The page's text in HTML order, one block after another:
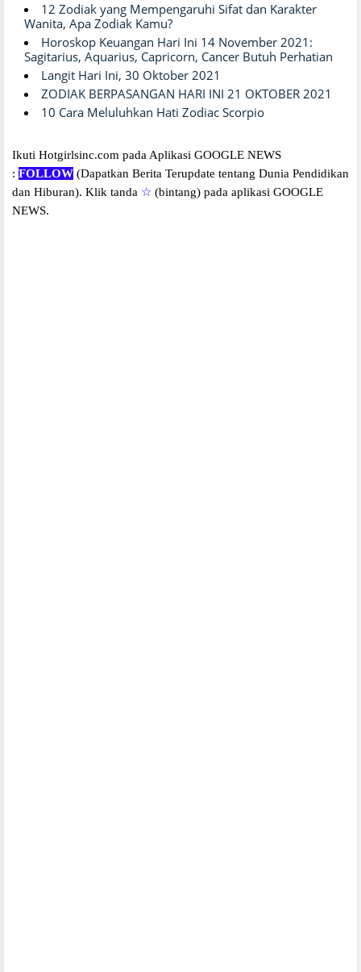
12 Zodiak yang Mempengaruhi Sifat dan Karakter
Wanita, Apa Zodiak Kamu?
Horoskop Keuangan Hari Ini 14 November 2021:
Sagitarius, Aquarius, Capricorn, Cancer Butuh Perhatian
Langit Hari Ini, 30 Oktober 2021
ZODIAK BERPASANGAN HARI INI 21 OKTOBER 2021
10 Cara Meluluhkan Hati Zodiac Scorpio
Ikuti Hotgirlsinc.com pada Aplikasi GOOGLE NEWS
: FOLLOW (Dapatkan Berita Terupdate tentang Dunia Pendidikan
dan Hiburan). Klik tanda ☆ (bintang) pada aplikasi GOOGLE
NEWS.